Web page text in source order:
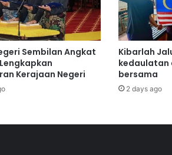
Sembilan Angkat
Kerajaan Negeri
Kibarlah
kedaulatan
bersama
2 days ago